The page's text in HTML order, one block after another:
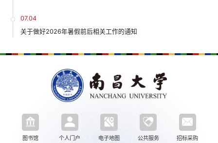
07.04
关于做好2026年暑假前后相关工作的通知
图书馆 个人门户 电子地图 公共服务 招标采购